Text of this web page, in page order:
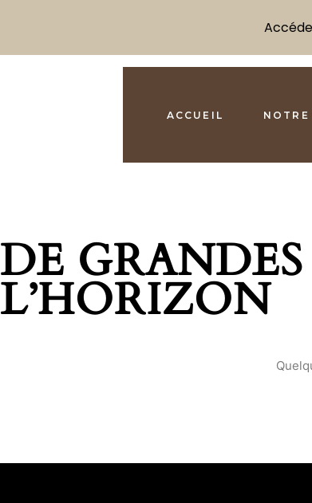
ACCUEIL NOTRE
DE
L’HORIZON